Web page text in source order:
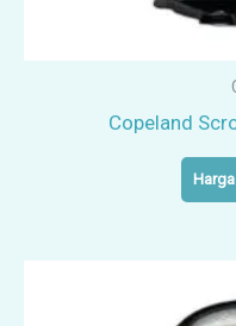
Copeland